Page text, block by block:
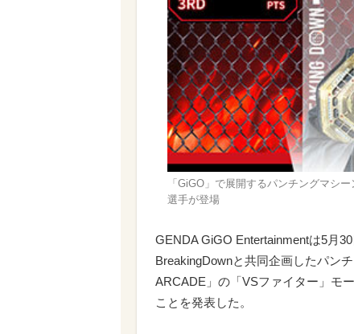
「GiGO」で展開するパンチングマシ
選手が登場
GENDA GiGO Entertainmentは5月
BreakingDownと共同企画したパン
ARCADE」の「VSファイター」モ
ことを発表した。